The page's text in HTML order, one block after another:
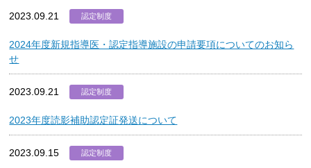
2023.09.21 認定制度
2024年度新規指導医・認定指導施設の申請要項についてのお知ら
せ
2023.09.21 認定制度
2023年度読影補助認定証発送について
2023.09.15 認定制度